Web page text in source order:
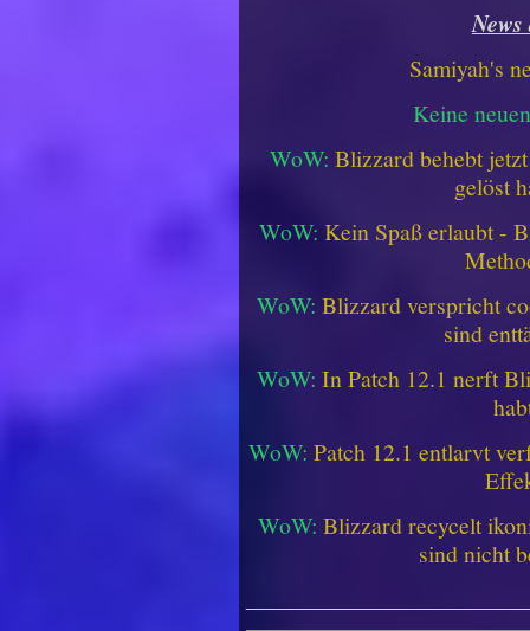
Samiyah's
Keine
WoW: Blizzard behebt
gelöst
WoW: Kein Spaß erlaubt -
WoW: Blizzard verspricht
sind
WoW: In Patch 12.1 nerft
WoW: Patch 12.1 entlarvt
WoW: Blizzard recycelt
sind nicht